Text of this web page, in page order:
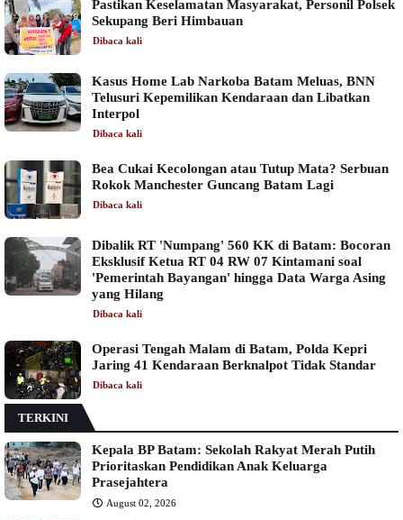
Pastikan Keselamatan Masyarakat, Personil Polsek
Sekupang Beri Himbauan
Dibaca kali
Kasus Home Lab Narkoba Batam Meluas, BNN
Telusuri Kepemilikan Kendaraan dan Libatkan
Interpol
Dibaca kali
Bea Cukai Kecolongan atau Tutup Mata? Serbuan
Rokok Manchester Guncang Batam Lagi
Dibaca kali
Dibalik RT 'Numpang' 560 KK di Batam: Bocoran
Eksklusif Ketua RT 04 RW 07 Kintamani soal
'Pemerintah Bayangan' hingga Data Warga Asing
yang Hilang
Dibaca kali
Operasi Tengah Malam di Batam, Polda Kepri
Jaring 41 Kendaraan Berknalpot Tidak Standar
Dibaca kali
TERKINI
Kepala BP Batam: Sekolah Rakyat Merah Putih
Prioritaskan Pendidikan Anak Keluarga
Prasejahtera
August 02, 2026